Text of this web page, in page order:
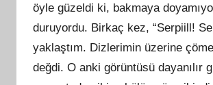
öyle güzeldi ki, bakmaya
duruyordu. Birkaç kez, “Serpiill!
yaklaştım. Dizlerimin üzerine
değdi. O anki görüntüsü dayanılır